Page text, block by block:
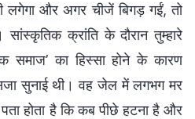
लगेगा और अगर चीजें बिगड़ गईं, तो
क्रांति के दौरान तुम्हारे
समाज’ का हिस्सा होने के कारण
सुनाई थी। वह जेल में लगभग मर
पता होता है कि कब पीछे हटना है और